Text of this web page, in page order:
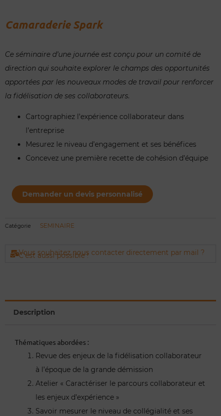
Camaraderie Spark
Ce séminaire d’une journée est conçu pour un comité de
direction qui souhaite explorer le champs des opportunités
apportées par les nouveaux modes de travail pour renforcer
la fidélisation de ses collaborateurs.
Cartographiez l’expérience collaborateur dans
l’entreprise
Mesurez le niveau d’engagement et ses bénéfices
Concevez une première recette de cohésion d’équipe
Camaraderie
Demander un devis personnalisé
Catégorie SEMINAIRE
Vous souhaitez nous contacter directement par mail ?
C'est aussi possible !
Description
Thématiques abordées :
Revue des enjeux de la fidélisation collaborateur
à l’époque de la grande démission
Atelier « Caractériser le parcours collaborateur et
les enjeux d’expérience »
Savoir mesurer le niveau de collégialité et ses